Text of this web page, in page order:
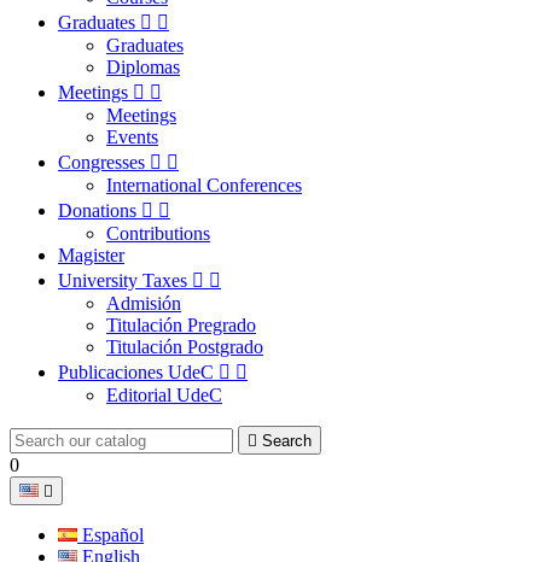
Graduates  
Graduates
Diplomas
Meetings  
Meetings
Events
Congresses  
International Conferences
Donations  
Contributions
Magister
University Taxes  
Admisión
Titulación Pregrado
Titulación Postgrado
Publicaciones UdeC  
Editorial UdeC
 Search
0

Español
English